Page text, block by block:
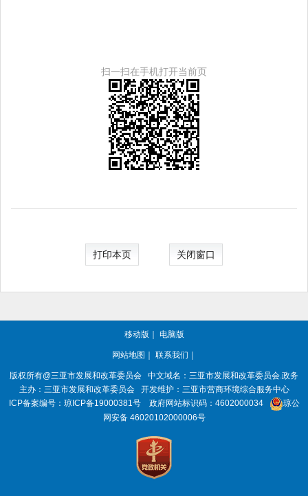
扫一扫在手机打开当前页
打印本页 关闭窗口
移动版 电脑版
网站地图 联系我们
版权所有@三亚市发展和改革委员会
中文域名：三亚市发展和改革委员会.政务
主办：三亚市发展和改革委员会
开发维护：三亚市营商环境综合服务中心
ICP备案编号： 琼ICP备19000381号 政府网站标识码： 4602000034
琼公
网安备 46020102000006号